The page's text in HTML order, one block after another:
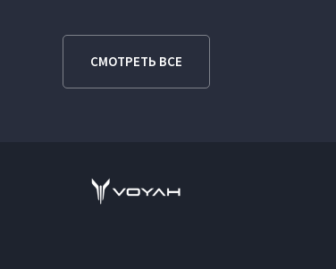
СМОТРЕТЬ ВСЕ